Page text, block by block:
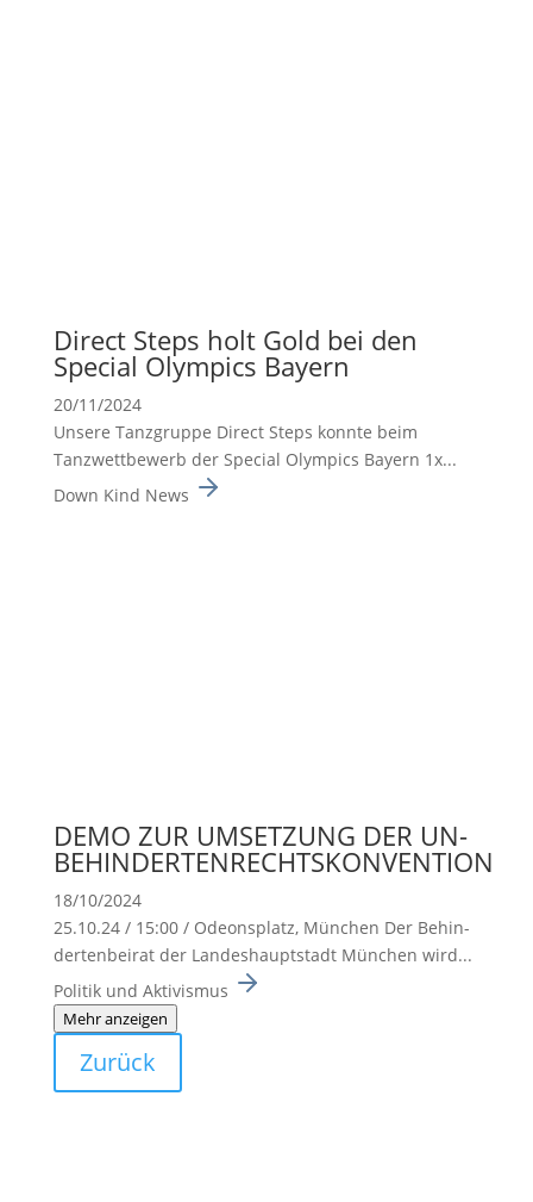
Direct Steps holt Gold bei den
Special Olympics Bayern
20/11/2024
Unsere Tanzgruppe Direct Steps konnte beim
Tanzwett­be­werb der Special Olympics Bayern 1x...
Down Kind News
DEMO ZUR UMSETZUNG DER UN-
BEHINDERTENRECHTSKONVENTION
18/10/2024
25.10.24 / 15:00 / Odeons­platz, München Der Behin­
der­ten­beirat der Landes­haupt­stadt München wird...
Politik und Aktivismus
Mehr anzeigen
Zurück